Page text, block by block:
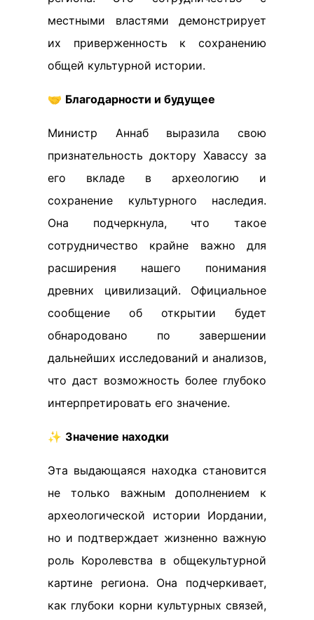
местными властями демонстрирует
их приверженность к сохранению
общей культурной истории.
🤝 Благодарности и будущее
Министр Аннаб выразила свою
признательность доктору Хавассу за
его вкладе в археологию и
сохранение культурного наследия.
Она подчеркнула, что такое
сотрудничество крайне важно для
расширения нашего понимания
древних цивилизаций. Официальное
сообщение об открытии будет
обнародовано по завершении
дальнейших исследований и анализов,
что даст возможность более глубоко
интерпретировать его значение.
✨ Значение находки
Эта выдающаяся находка становится
не только важным дополнением к
археологической истории Иордании,
но и подтверждает жизненно важную
роль Королевства в общекультурной
картине региона. Она подчеркивает,
как глубоки корни культурных связей,